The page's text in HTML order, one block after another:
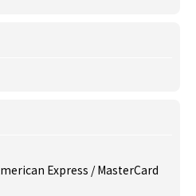
Express / MasterCard